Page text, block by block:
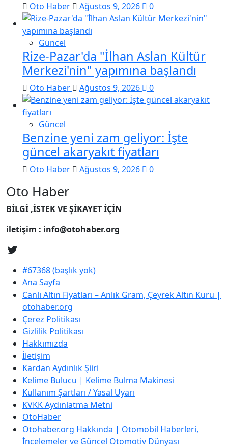
Oto Haber Ağustos 9, 2026 0
Güncel
Rize-Pazar'da "İlhan Aslan Kültür
Merkezi'nin" yapımına başlandı
Oto Haber Ağustos 9, 2026 0
Güncel
Benzine yeni zam geliyor: İşte
güncel akaryakıt fiyatları
Oto Haber Ağustos 9, 2026 0
Oto Haber
BİLGİ ,İSTEK VE ŞİKAYET İÇİN
iletişim : info@otohaber.org
#67368 (başlık yok)
Ana Sayfa
Canlı Altın Fiyatları – Anlık Gram, Çeyrek Altın Kuru |
otohaber.org
Çerez Politikası
Gizlilik Politikası
Hakkımızda
İletişim
Kardan Aydınlık Şiiri
Kelime Bulucu | Kelime Bulma Makinesi
Kullanım Şartları / Yasal Uyarı
KVKK Aydınlatma Metni
OtoHaber
Otohaber.org Hakkında | Otomobil Haberleri,
İncelemeler ve Güncel Otomotiv Dünyası